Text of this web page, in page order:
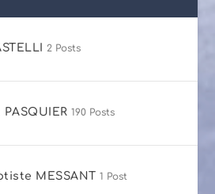
2 Posts
190 Posts
MESSANT 1 Post